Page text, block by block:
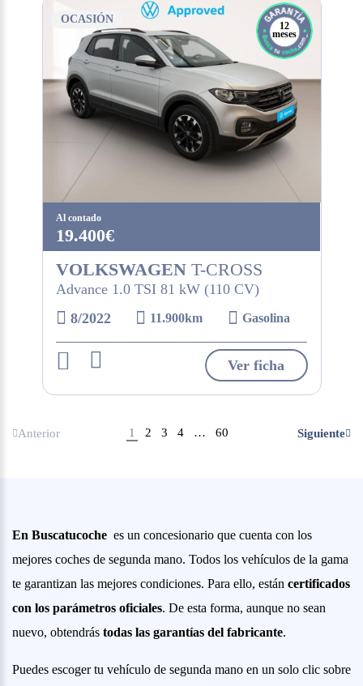
OCASIÓN
12
meses
Al contado
19.400€
VOLKSWAGENT-CROSS
Advance 1.0 TSI 81 kW (110 CV)
8/2022
11.900km Gasolina
Ver ficha
Anterior 1 2 3 4 … 60 Siguiente
En Buscatucoche es un concesionario que cuenta con los
mejores coches de segunda mano. Todos los vehículos de la gama
te garantizan las mejores condiciones. Para ello, están certificados
con los parámetros oficiales. De esta forma, aunque no sean
nuevo, obtendrás todas las garantías del fabricante.
Puedes escoger tu vehículo de segunda mano en un solo clic sobre